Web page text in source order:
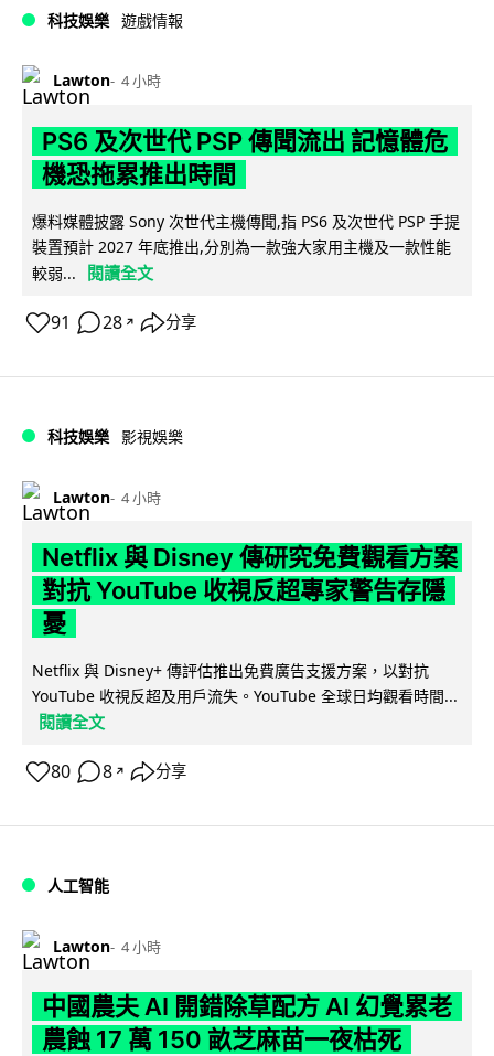
科技娛樂 遊戲情報
Lawton 4 小時
PS6 及次世代 PSP 傳聞流出 記憶體危
機恐拖累推出時間
爆料媒體披露 Sony 次世代主機傳聞,指 PS6 及次世代 PSP 手提
裝置預計 2027 年底推出,分別為一款強大家用主機及一款性能
較弱...
閱讀全文
91 28 ↗ 分享
科技娛樂 影視娛樂
Lawton 4 小時
Netflix 與 Disney 傳研究免費觀看方案
對抗 YouTube 收視反超專家警告存隱
憂
Netflix 與 Disney+ 傳評估推出免費廣告支援方案，以對抗
YouTube 收視反超及用戶流失。YouTube 全球日均觀看時間...
閱讀全文
80 8 ↗ 分享
人工智能
Lawton 4 小時
中國農夫 AI 開錯除草配方 AI 幻覺累老
農蝕 17 萬 150 畝芝麻苗一夜枯死